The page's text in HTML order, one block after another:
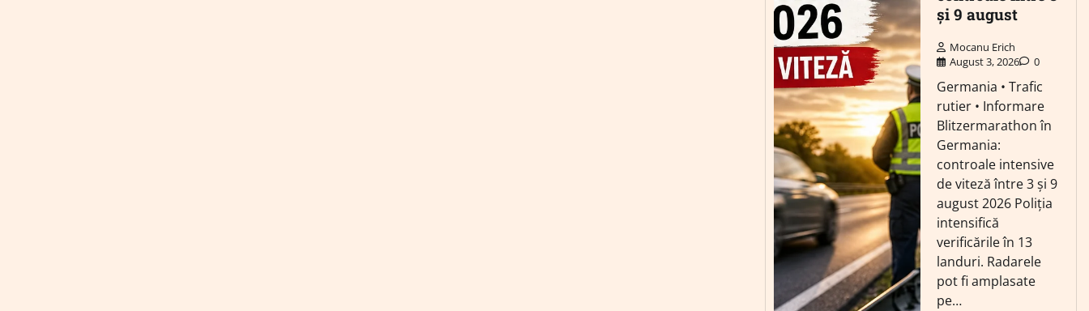
și 9 august
Mocanu Erich
August 3, 2026
0
Germania • Trafic
rutier • Informare
Blitzermarathon în
Germania:
controale intensive
de viteză între 3 și 9
august 2026 Poliția
intensifică
verificările în 13
landuri. Radarele
pot fi amplasate
pe…